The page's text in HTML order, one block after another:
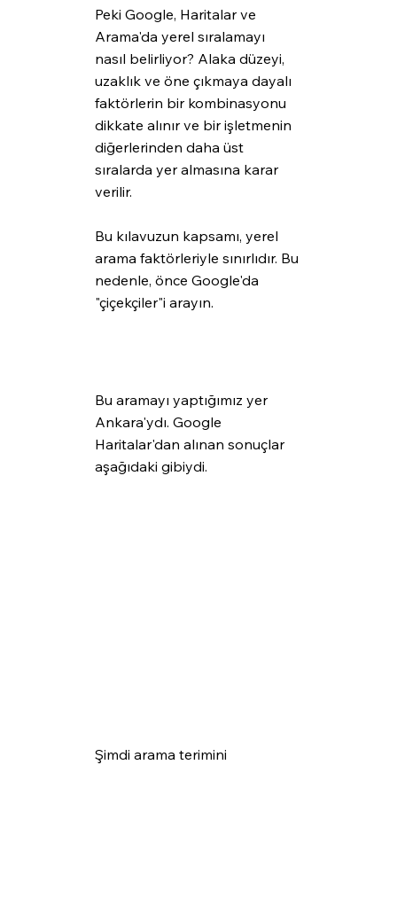
Peki Google, Haritalar ve
Arama'da yerel sıralamayı
nasıl belirliyor? Alaka düzeyi,
uzaklık ve öne çıkmaya dayalı
faktörlerin bir kombinasyonu
dikkate alınır ve bir işletmenin
diğerlerinden daha üst
sıralarda yer almasına karar
verilir.
Bu kılavuzun kapsamı, yerel
arama faktörleriyle sınırlıdır. Bu
nedenle, önce Google'da
"çiçekçiler"i arayın.
Bu aramayı yaptığımız yer
Ankara'ydı. Google
Haritalar'dan alınan sonuçlar
aşağıdaki gibiydi.
Şimdi arama terimini